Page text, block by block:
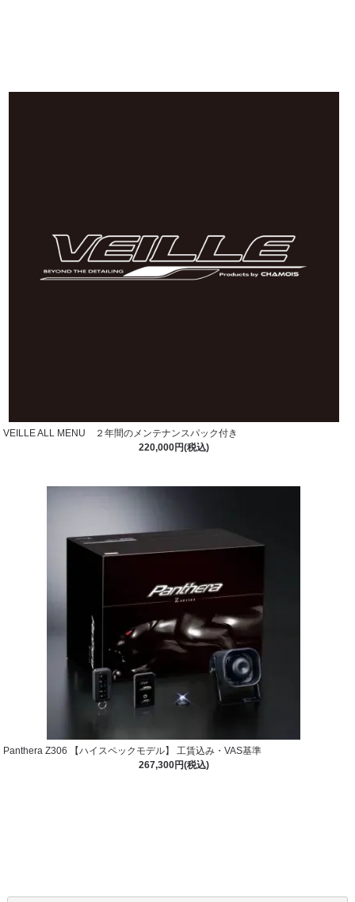
VEILLE ALL MENU ２年間のメンテナンスパック付き
220,000円(税込)
Panthera Z306 【ハイスペックモデル】 工賃込み・VAS基準
267,300円(税込)